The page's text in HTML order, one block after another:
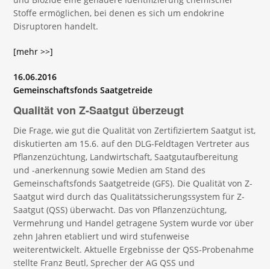
Stoffe ermöglichen, bei denen es sich um endokrine
Disruptoren handelt.
[mehr >>]
16.06.2016
Gemeinschaftsfonds Saatgetreide
Qualität von Z-Saatgut überzeugt
Die Frage, wie gut die Qualität von Zertifiziertem Saatgut ist,
diskutierten am 15.6. auf den DLG-Feldtagen Vertreter aus
Pflanzenzüchtung, Landwirtschaft, Saatgutaufbereitung
und -anerkennung sowie Medien am Stand des
Gemeinschaftsfonds Saatgetreide (GFS). Die Qualität von Z-
Saatgut wird durch das Qualitätssicherungssystem für Z-
Saatgut (QSS) überwacht. Das von Pflanzenzüchtung,
Vermehrung und Handel getragene System wurde vor über
zehn Jahren etabliert und wird stufenweise
weiterentwickelt. Aktuelle Ergebnisse der QSS-Probenahme
stellte Franz Beutl, Sprecher der AG QSS und